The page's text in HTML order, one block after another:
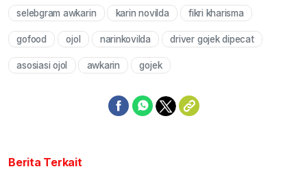
selebgram awkarin karin novilda fikri kharisma
gofood ojol narinkovilda driver gojek dipecat
asosiasi ojol awkarin gojek
Berita Terkait